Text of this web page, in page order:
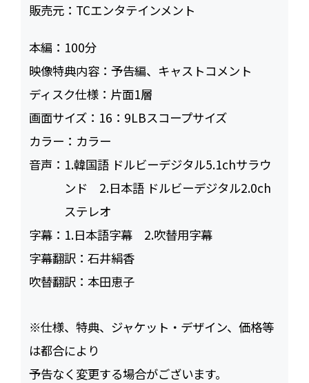
販売元： TCエンタテインメント
本編： 100
映像特典内容：予告編、キャストコメント
ディスク仕様： 片面1層
画面サイズ： 16：9LBスコープサイズ
カラー： カラー
音声： 1.韓国語 ドルビーデジタル5.1chサラウ
ンド 2.日本語 ドルビーデジタル2.0ch
ステレオ
字幕： 1.日本語字幕 2.吹替用字幕
字幕翻訳：石井絹香
吹替翻訳：本田恵子
※仕様、特典、ジャケット・デザイン、価格等
は都合により
予告なく変更する場合がございます。